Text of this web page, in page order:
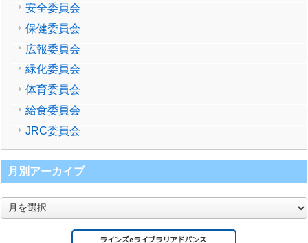
安全委員会
保健委員会
広報委員会
緑化委員会
体育委員会
給食委員会
JRC委員会
月別アーカイブ
月
別